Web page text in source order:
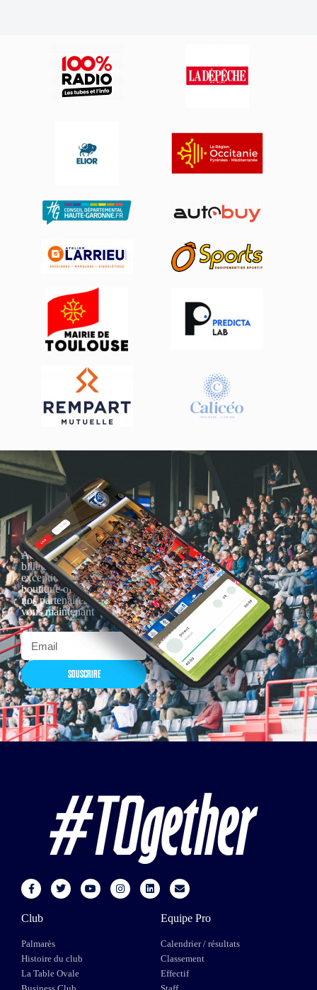
Actualités, nouveautés,
billetterie, remises
exceptionnelles dans la
boutique officielles & chez
nos partenaires… Inscrivez-
vous maintenant
SOUSCRIRE
Club
Palmarès
Histoire du club
La Table Ovale
Equipe Pro
Calendrier / résultats
Classement
Effectif